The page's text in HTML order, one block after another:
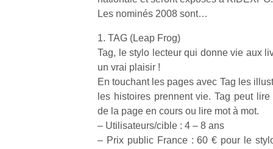
Les nominés 2008 sont…
1. TAG (Leap Frog)
Tag, le stylo lecteur qui donne vie aux
un vrai plaisir !
En touchant les pages avec Tag les
les histoires prennent vie. Tag peut
de la page en cours ou lire mot à mot.
– Utilisateurs/cible : 4 – 8 ans
– Prix public France : 60 € pour le